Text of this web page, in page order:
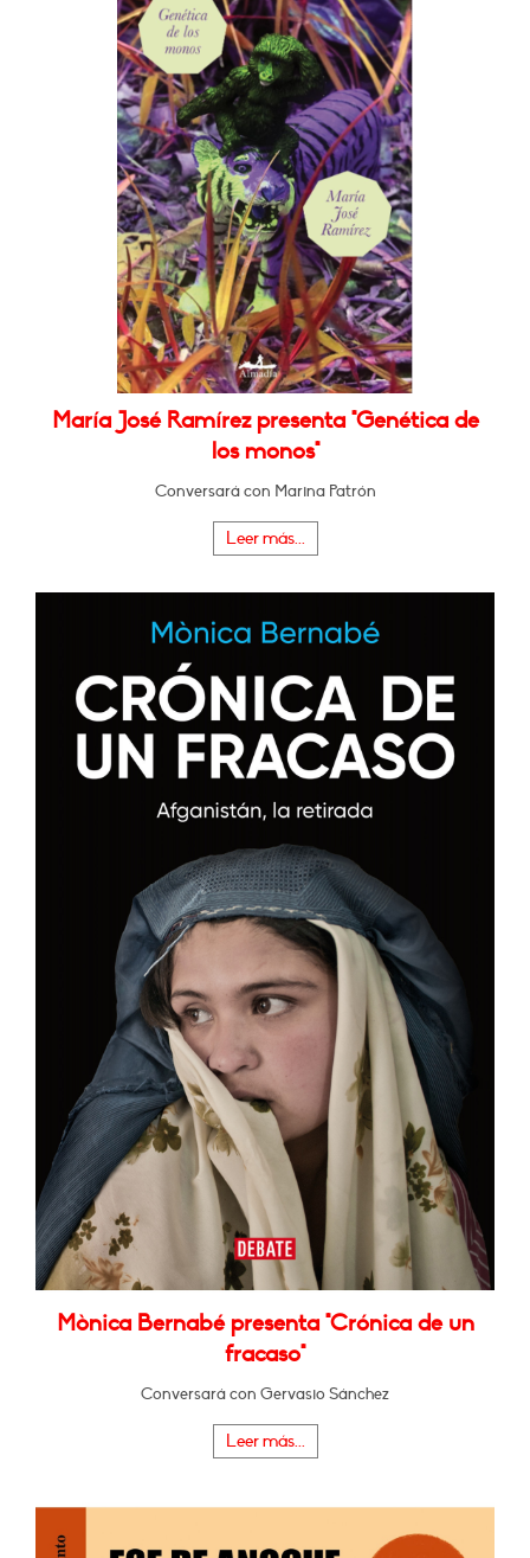
María José Ramírez presenta "Genética de
los monos"
Conversará con Marina Patrón
Leer más...
Mònica Bernabé presenta "Crónica de un
fracaso"
Conversará con Gervasio Sánchez
Leer más...